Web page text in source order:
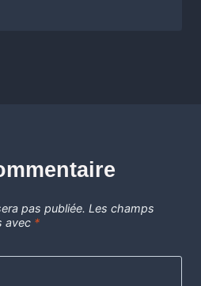
pas publiée. Les champs
avec *